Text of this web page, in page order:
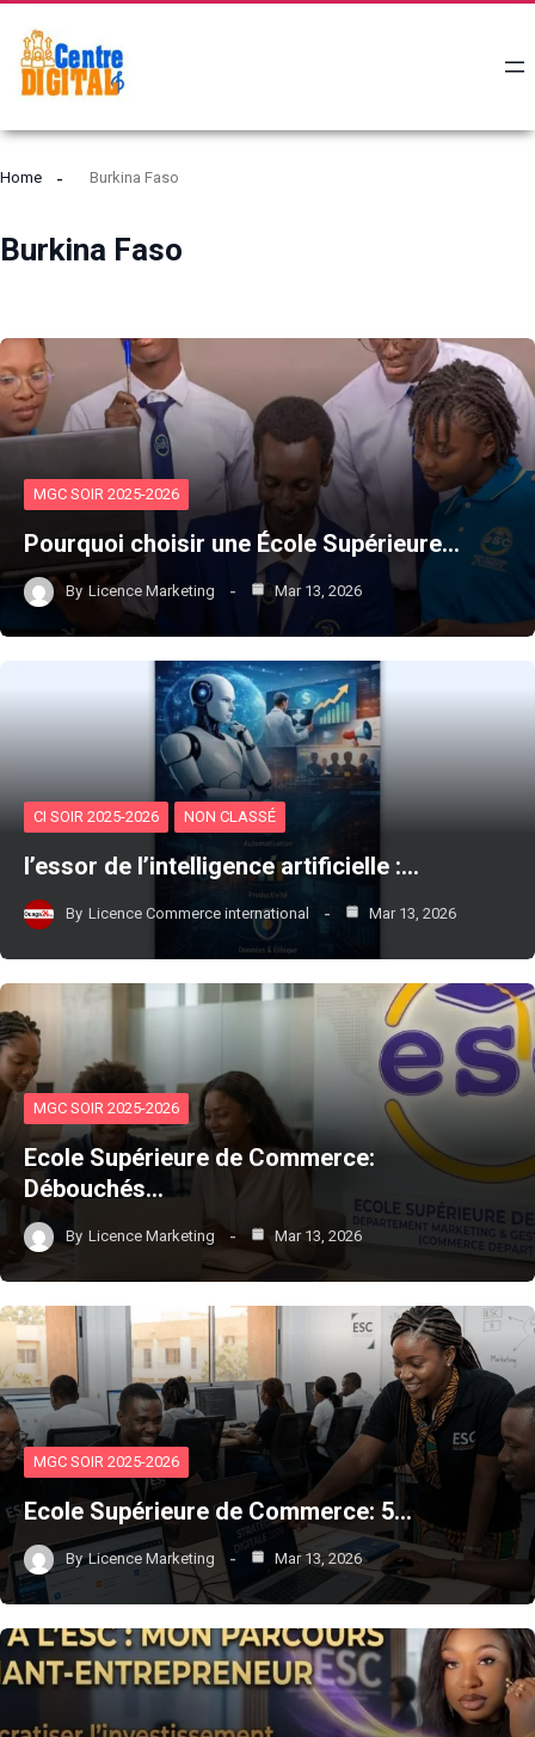
Home Burkina Faso
Burkina Faso
MGC SOIR 2025-2026
Pourquoi choisir une École Supérieure…
By Licence Marketing Mar 13, 2026
CI SOIR 2025-2026 NON CLASSÉ
l’essor de l’intelligence artificielle :…
By Licence Commerce international Mar 13, 2026
MGC SOIR 2025-2026
Ecole Supérieure de Commerce:
Débouchés…
By Licence Marketing Mar 13, 2026
MGC SOIR 2025-2026
Ecole Supérieure de Commerce: 5…
By Licence Marketing Mar 13, 2026